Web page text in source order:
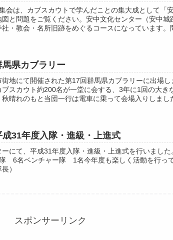
会は、カブスカウトで学んだことの集大成として「
図と問題をご覧ください。安中文化センター（安中城
・教会・名所旧跡をめぐるコースになっています。
群馬県カブラリー
地にて開催された第17回群馬県カブラリーに出場
ブスカウト約200名が一堂に会する、3年に1回の大き
晴れのもと当団一行は電車に乗って会場入りしまし
31年度入隊・進級・上進式
ーにて、平成31年度入隊・進級・上進式を行いまし
6名ベンチャー隊 1名今年度も楽しく活動を行っ
）
スポンサーリンク